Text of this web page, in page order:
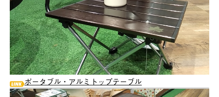
ポータブル・アルミトップテーブル